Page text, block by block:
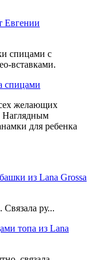
Евгении
спицами с
вставками.
спицами
желающих
Наглядным
для ребенка
из Lana Grossa
ру...
топа из Lana